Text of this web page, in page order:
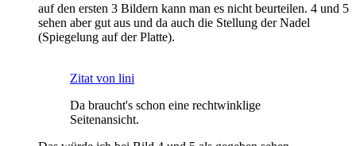
auf den ersten 3 Bildern kann man es nicht beurteilen. 4 und 5
sehen aber gut aus und da auch die Stellung der Nadel
(Spiegelung auf der Platte).
Zitat von lini
Da braucht's schon eine rechtwinklige
Seitenansicht.